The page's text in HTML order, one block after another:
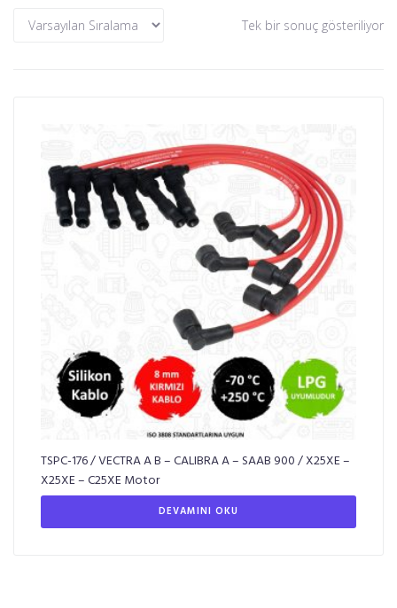
Tek bir sonuç gösteriliyor
TSPC-176 / VECTRA A B – CALIBRA A – SAAB 900 / X25XE –
X25XE – C25XE Motor
DEVAMINI OKU